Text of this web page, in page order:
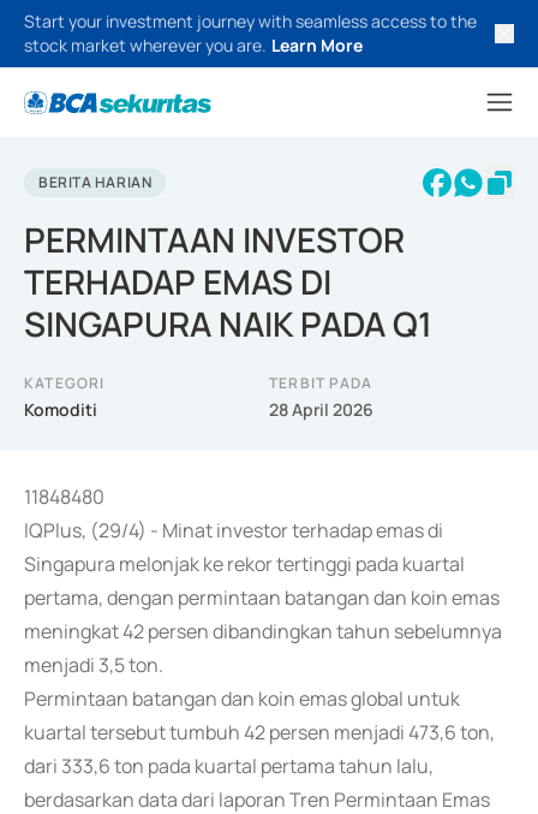
Start your investment journey with seamless access to the
stock market wherever you are. Learn More
BERITA HARIAN
PERMINTAAN INVESTOR
TERHADAP EMAS DI
SINGAPURA NAIK PADA Q1
KATEGORI
Komoditi
TERBIT PADA
28 April 2026
11848480
IQPlus, (29/4) - Minat investor terhadap emas di
Singapura melonjak ke rekor tertinggi pada kuartal
pertama, dengan permintaan batangan dan koin emas
meningkat 42 persen dibandingkan tahun sebelumnya
menjadi 3,5 ton.
Permintaan batangan dan koin emas global untuk
kuartal tersebut tumbuh 42 persen menjadi 473,6 ton,
dari 333,6 ton pada kuartal pertama tahun lalu,
berdasarkan data dari laporan Tren Permintaan Emas